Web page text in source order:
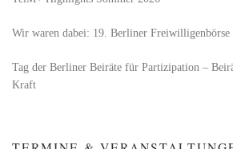
Wir waren dabei: 19. Berliner Freiwilligenbörse
Tag der Berliner Beiräte für Partizipation –
Kraft